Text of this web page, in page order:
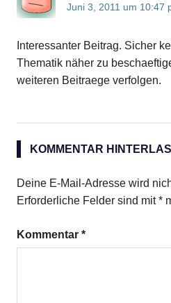
Juni 3, 2011 um 10:47
Interessanter Beitrag. Sicher
Thematik näher zu
weiteren Beitraege verfolgen.
KOMMENTAR
Deine E-Mail-Adresse wird
Erforderliche Felder sind mit*
Kommentar *